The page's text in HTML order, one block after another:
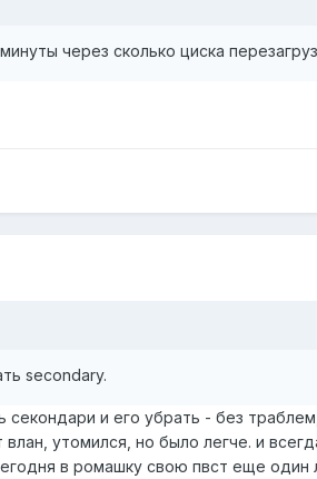
через сколько циска
secondary.
секондари и его убрать - без
утомился, но было легче. и
в ромашку свою пвст еще один